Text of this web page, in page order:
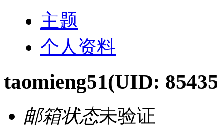
主题
个人资料
taomieng51(UID:
邮箱状态未验证